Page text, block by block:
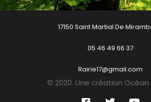
17150 Saint Martial De
05 46 49 66 37
Rairie17@gmail.com
© 2020. Une création Océan